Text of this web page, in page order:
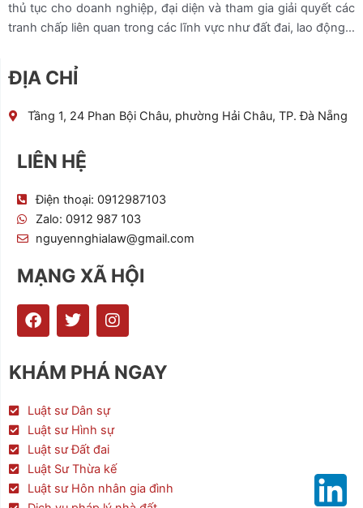
thủ tục cho doanh nghiệp, đại diện và tham gia giải quyết các
tranh chấp liên quan trong các lĩnh vực như đất đai, lao động…
ĐỊA CHỈ
Tầng 1, 24 Phan Bội Châu, phường Hải Châu, TP. Đà Nẵng
LIÊN HỆ
Điện thoại: 0912987103
Zalo: 0912 987 103
nguyennghialaw@gmail.com
MẠNG XÃ HỘI
F
a
e
b
o
k
T
w
t
t
r
I
n
t
a
a
KHÁM PHÁ NGAY
Luật sư Dân sự
Luật sư Hình sự
Luật sư Đất đai
Luật Sư Thừa kế
Luật sư Hôn nhân gia đình